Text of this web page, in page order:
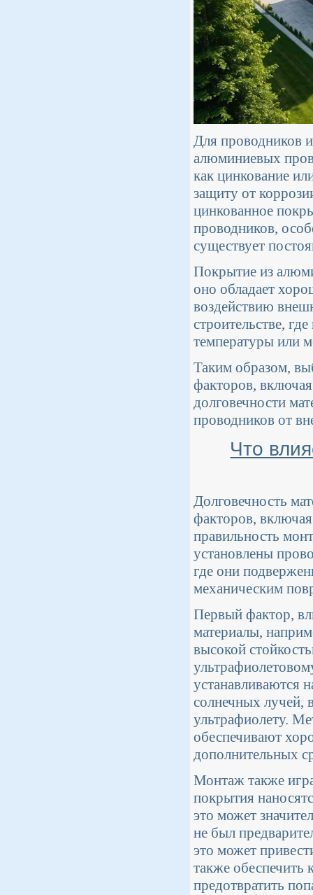
Для проводников
алюминиевых
как цинкование
защиту от
цинкованное
проводников,
существует
Покрытие из
оно обладает
воздействию
строительстве,
температуры или
Таким образом,
факторов,
долговечности
проводников от
Что
Долговечность
факторов, включая
правильность
установлены
где они
механическим
Первый фактор,
материалы,
высокой
устанавливаются
солнечных лучей,
ультрафиолету.
обеспечивают
дополнительных
Монтаж также
покрытия
это может
не был
это может
также обеспечить
предотвратить